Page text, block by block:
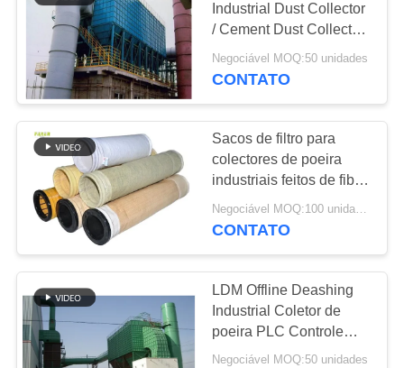
PEÇA
UMAS
CITAÇÕES
MAPA
SITE
POLÍTICA
DE
PRIVACIDADE
Saco de filtro de
líquido
244
Saco de filtro de
fibra de vidro
Industrial Dust Collector
/ Cement Dust Collector
Novel Design
Negociável MOQ:50 unidades
CONTATO
Sacos de filtro para
colectores de poeira
industriais feitos de fibra
de poliéster 100% meta-
aramida para um
Negociável MOQ:100 unidades
CONTATO
LDM Offline Deashing
Industrial Coletor de
poeira PLC Controle
automático
Negociável MOQ:50 unidades